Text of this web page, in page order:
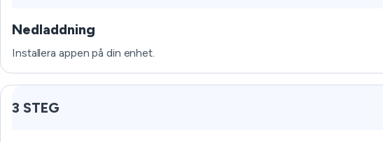
Nedladdning
Installera appen på din enhet.
3 STEG